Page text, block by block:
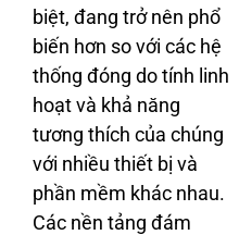
biệt, đang trở nên phổ
biến hơn so với các hệ
thống đóng do tính linh
hoạt và khả năng
tương thích của chúng
với nhiều thiết bị và
phần mềm khác nhau.
Các nền tảng đám